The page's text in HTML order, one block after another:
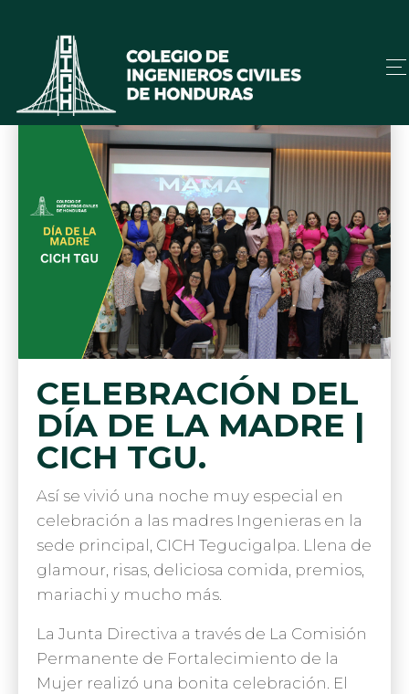
CELEBRACIÓN DEL
DÍA DE LA MADRE |
CICH TGU.
Así se vivió una noche muy especial en
celebración a las madres Ingenieras en la
sede principal, CICH Tegucigalpa. Llena de
glamour, risas, deliciosa comida, premios,
mariachi y mucho más.
La Junta Directiva a través de La Comisión
Permanente de Fortalecimiento de la
Mujer realizó una bonita celebración. El